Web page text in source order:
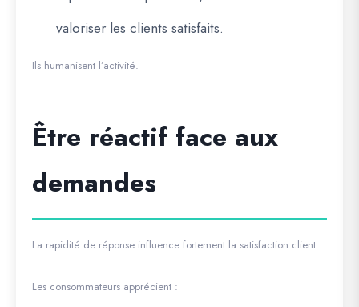
valoriser les clients satisfaits.
Ils humanisent l’activité.
Être réactif face aux
demandes
La rapidité de réponse influence fortement la satisfaction client.
Les consommateurs apprécient :